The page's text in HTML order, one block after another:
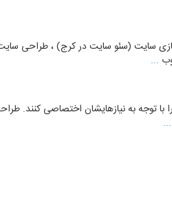
(سئو سایت در کرج) ، طراحی سایت
...
توجه به نیازهایشان اختصاصی کنند.
...